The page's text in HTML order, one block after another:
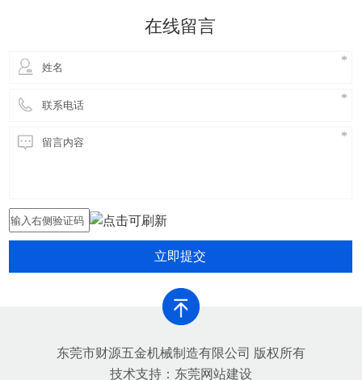
害，提高铝合金生产的环保
在线留言
立即提交
东莞市财源五金机械制造有限公司 版权所有
技术支持： 东莞网站建设